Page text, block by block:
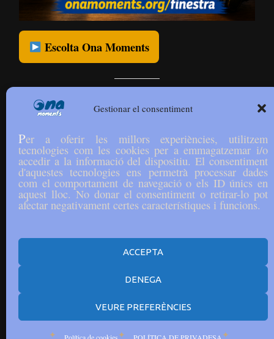
Gestionar el consentiment
Per a oferir les millors experiències, utilitzem
tecnologies com les cookies per a emmagatzemar i/o
accedir a la informació del dispositiu. El consentiment
d'aquestes tecnologies ens permetrà processar dades
com el comportament de navegació o els ID únics en
aquest lloc. No donar el consentiment o retirar-lo pot
afectar negativament certes característiques i funcions.
ACCEPTA
DENEGA
VEURE PREFERÈNCIES
Escolta Ona Moments
Dia Mundial del Cacau
Més enllà dels esternuts: El repte mundial de
Copyright © All rights reserved. Disseny i adaptació IW